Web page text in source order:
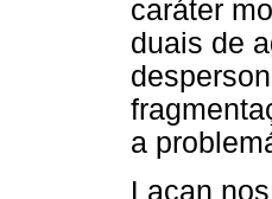
caráter
duais de
a
Lacan